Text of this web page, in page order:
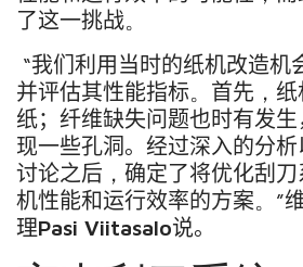
了这一挑战。
“我们利用当时的纸机改造机
并评估其性能指标。 首先 ， 纸
纸；纤维缺失问题也时有发
现一些孔洞。经过深入的分
讨论之后 ，确定了将优化刮
机性能和运行效率的方案。 ”
理Pasi Viitasalo说。